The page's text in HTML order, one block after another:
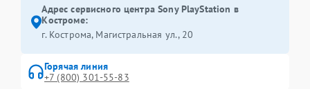
Адрес сервисного центра Sony PlayStation в
Костроме:
г. Кострома, Магистральная ул., 20
Горячая линия
+7 (800) 301-55-83